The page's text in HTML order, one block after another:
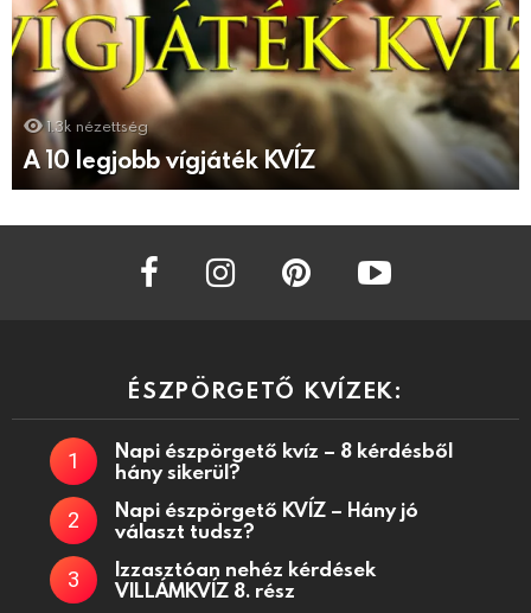
1.3k nézettség
A 10 legjobb vígjáték KVÍZ
facebook instagram
ÉSZPÖRGETŐ KVÍZEK:
Napi észpörgető kvíz – 8 kérdésből
hány sikerül?
Napi észpörgető KVÍZ – Hány jó
választ tudsz?
Izzasztóan nehéz kérdések
VILLÁMKVÍZ 8. rész